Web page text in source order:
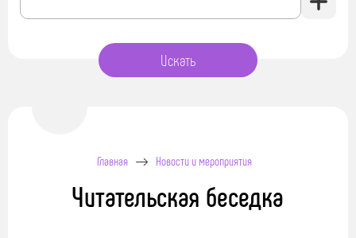
Главная Новости и мероприятия
Читательская беседка